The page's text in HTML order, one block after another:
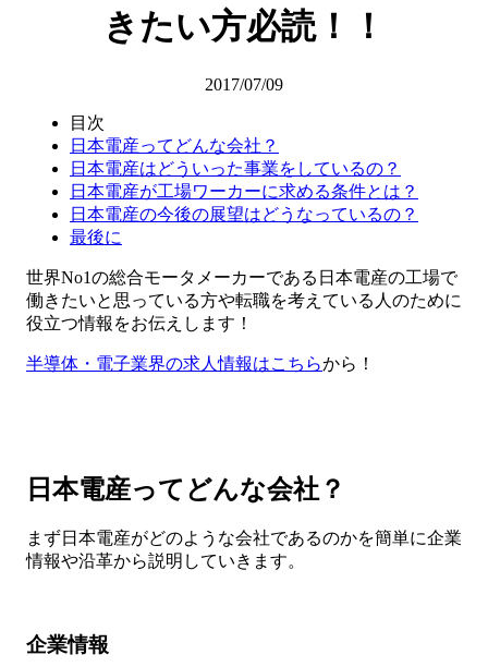
きたい方必読！！
2017/07/09
目次
日本電産ってどんな会社？
日本電産はどういった事業をしているの？
日本電産が工場ワーカーに求める条件とは？
日本電産の今後の展望はどうなっているの？
最後に
世界No1の総合モータメーカーである日本電産の工場で
働きたいと思っている方や転職を考えている人のために
役立つ情報をお伝えします！
半導体・電子業界の求人情報はこちらから！
日本電産ってどんな会社？
まず日本電産がどのような会社であるのかを簡単に企業
情報や沿革から説明していきます。
企業情報